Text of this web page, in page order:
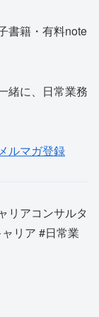
書籍・有料note
緒に、日常業務
ルマガ登録
リアコンサルタ
リア #日常業